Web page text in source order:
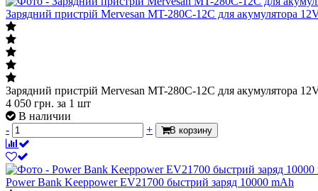
Зарядний пристрій Mervesan MT-280C-12C для акумулятора
Зарядний пристрій Mervesan MT-280C-12C для акумулятора
4 050 грн. за 1 шт
В наличии
-
+ В корзину
Power Bank Keeppower EV21700 быстрий заряд 10000 mAh